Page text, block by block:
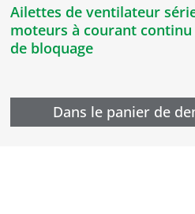
Ailettes de ventilateur
moteurs à courant
de bloquage
Dans le panier de